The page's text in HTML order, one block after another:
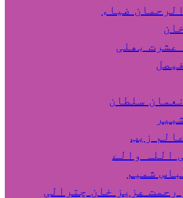
ضیاء
عشرت بھلی
سلطان
زیب
اللہ والے
شمیم
رحمت عزیز خان چترالی